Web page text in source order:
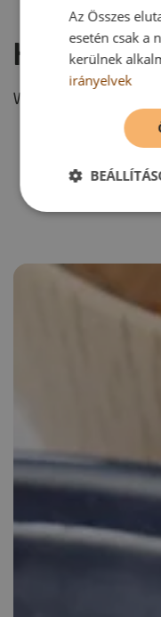
Vélemény írásához, kérjük,
Az Összes
esetén csak a
kerülnek
irányelvek